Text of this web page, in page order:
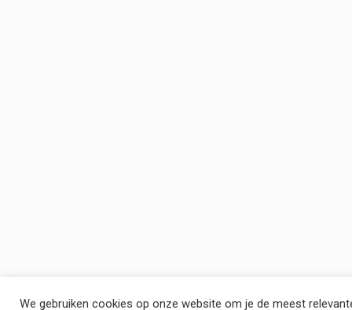
We gebruiken cookies op onze website om je de meest